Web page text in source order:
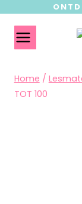
Home /
TOT 100